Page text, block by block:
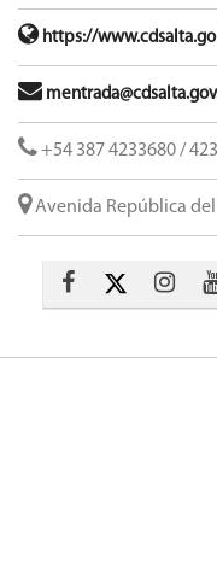
https://
+54 387 4233680 /
Avenida República